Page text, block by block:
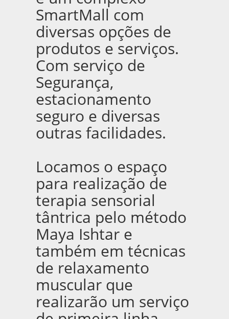
SmartMall com
diversas opções de
produtos e serviços.
Com serviço de
Segurança,
estacionamento
seguro e diversas
outras facilidades.
Locamos o espaço
para realização de
terapia sensorial
tântrica pelo método
Maya Ishtar e
também em técnicas
de relaxamento
muscular que
realizarão um serviço